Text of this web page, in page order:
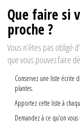
Que faire si
proche ?
Vous n’êtes pas obligé
que vous pouvez faire
Conservez une liste écrite
plantes.
Apportez cette liste à
Demandez à ce qu’on